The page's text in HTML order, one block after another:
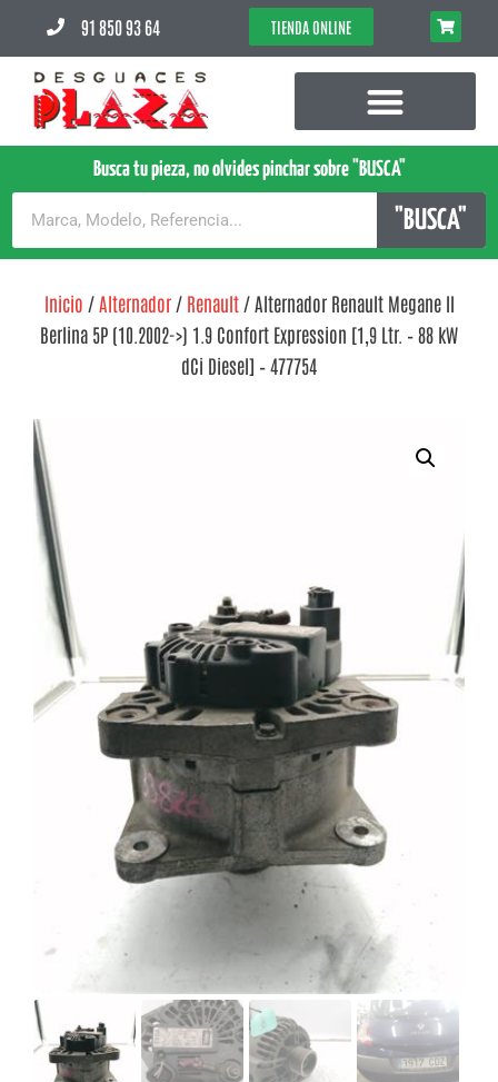
91 850 93 64 TIENDA ONLINE
Busca tu pieza, no olvides pinchar sobre "BUSCA"
"BUSCA"
Inicio / Alternador/ Renault/ Alternador Renault Megane II
Berlina 5P (10.2002->) 1.9 Confort Expression [1,9 Ltr. – 88 kW
dCi Diesel] – 477754